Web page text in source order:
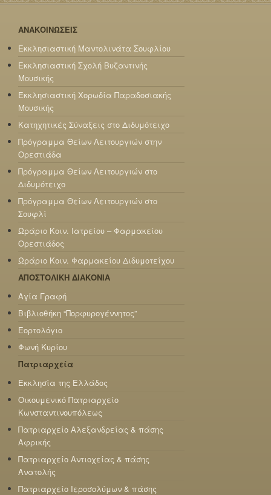
ΑΝΑΚΟΙΝΩΣΕΙΣ
Εκκλησιαστική Μαντολινάτα Σουφλίου
Εκκλησιαστική Σχολή Βυζαντινής
Μουσικής
Εκκλησιαστική Χορωδία Παραδοσιακής
Μουσικής
Κατηχητικές Σύναξεις στο Διδυμότειχο
Πρόγραμμα Θείων Λειτουργιών στην
Ορεστιάδα
Πρόγραμμα Θείων Λειτουργιών στο
Διδυμότειχο
Πρόγραμμα Θείων Λειτουργιών στο
Σουφλί
Ωράριο Κοιν. Ιατρείου – Φαρμακείου
Ορεστιάδος
Ωράριο Κοιν. Φαρμακείου Διδυμοτείχου
ΑΠΟΣΤΟΛΙΚΗ ΔΙΑΚΟΝΙΑ
Αγία Γραφή
Βιβλιοθήκη “Πορφυρογέννητος”
Εορτολόγιο
Φωνή Κυρίου
Πατριαρχεία
Εκκλησία της Ελλάδος
Οικουμενικό Πατριαρχείο
Κωνσταντινουπόλεως
Πατριαρχείο Αλεξανδρείας & πάσης
Αφρικής
Πατριαρχείο Αντιοχείας & πάσης
Ανατολής
Πατριαρχείο Ιεροσολύμων & πάσης